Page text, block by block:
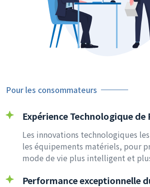
Pour les consommateurs
Expérience Technologique de
Les innovations technologiques
les équipements matériels, pour
mode de vie plus intelligent et
Performance exceptionnelle